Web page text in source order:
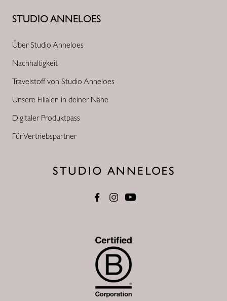
STUDIO ANNELOES
Über Studio Anneloes
Nachhaltigkeit
Travelstoff von Studio Anneloes
Unsere Filialen in deiner Nähe
Digitaler Produktpass
Für Vertriebspartner